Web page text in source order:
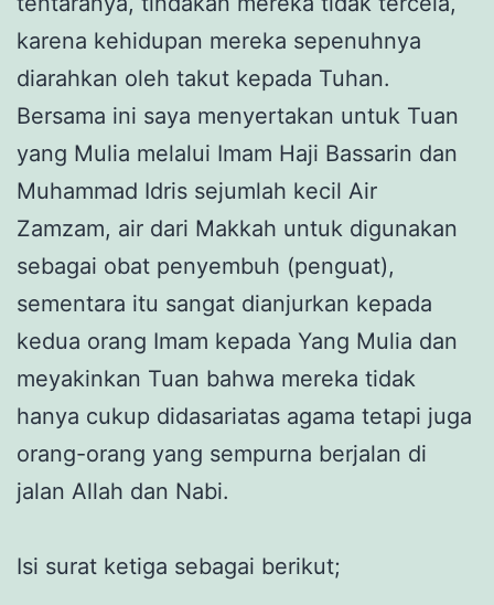
karena kehidupan mereka sepenuhnya
diarahkan oleh takut kepada Tuhan.
Bersama ini saya menyertakan untuk Tuan
yang Mulia melalui Imam Haji Bassarin dan
Muhammad Idris sejumlah kecil Air
Zamzam, air dari Makkah untuk digunakan
sebagai obat penyembuh (penguat),
sementara itu sangat dianjurkan kepada
kedua orang Imam kepada Yang Mulia dan
meyakinkan Tuan bahwa mereka tidak
hanya cukup didasariatas agama tetapi juga
orang-orang yang sempurna berjalan di
jalan Allah dan Nabi.
Isi surat ketiga sebagai berikut;